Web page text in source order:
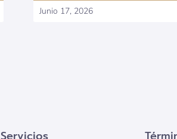
Junio 17, 2026